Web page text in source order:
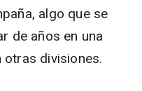
algo que se
de años en una
otras divisiones.